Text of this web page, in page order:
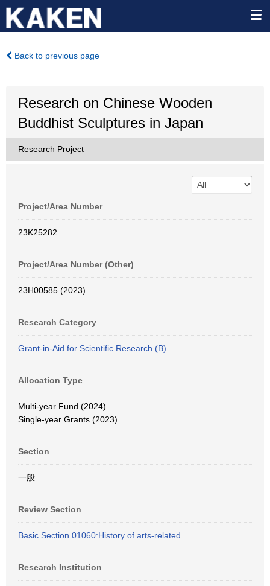
Back to previous page
Research on Chinese Wooden
Buddhist Sculptures in Japan
Research Project
Project/Area Number
23K25282
Project/Area Number (Other)
23H00585 (2023)
Research Category
Grant-in-Aid for Scientific Research (B)
Allocation Type
Multi-year Fund (2024)
Single-year Grants (2023)
Section
一般
Review Section
Basic Section 01060:History of arts-related
Research Institution